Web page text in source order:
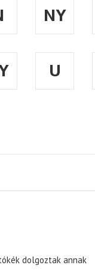
NY
U
dolgoztak annak